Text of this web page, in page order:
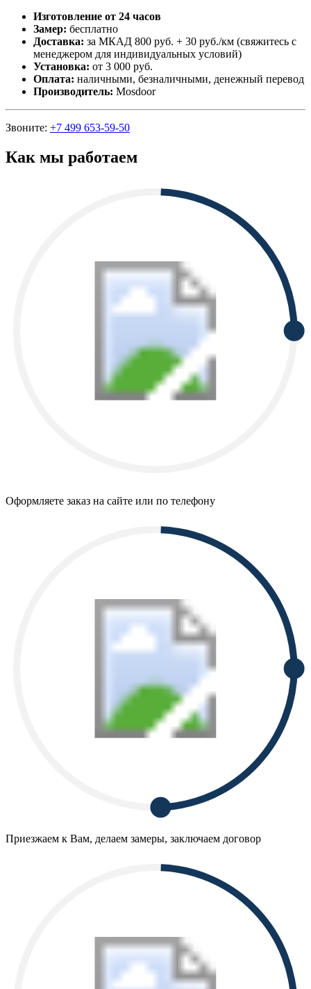
Изготовление от 24 часов
Замер: бесплатно
Доставка: за МКАД 800 руб. + 30 руб./км (свяжитесь с
менеджером для индивидуальных условий)
Установка: от 3 000 руб.
Оплата: наличными, безналичными, денежный перевод
Производитель: Mosdoor
Звоните: +7 499 653-59-50
Как мы работаем
Оформляете заказ на сайте или по телефону
Приезжаем к Вам, делаем замеры, заключаем договор